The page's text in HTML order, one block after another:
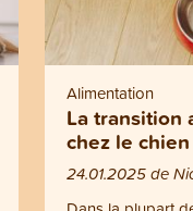
Alimentation
La transition
chez le chien
24.01.2025 de